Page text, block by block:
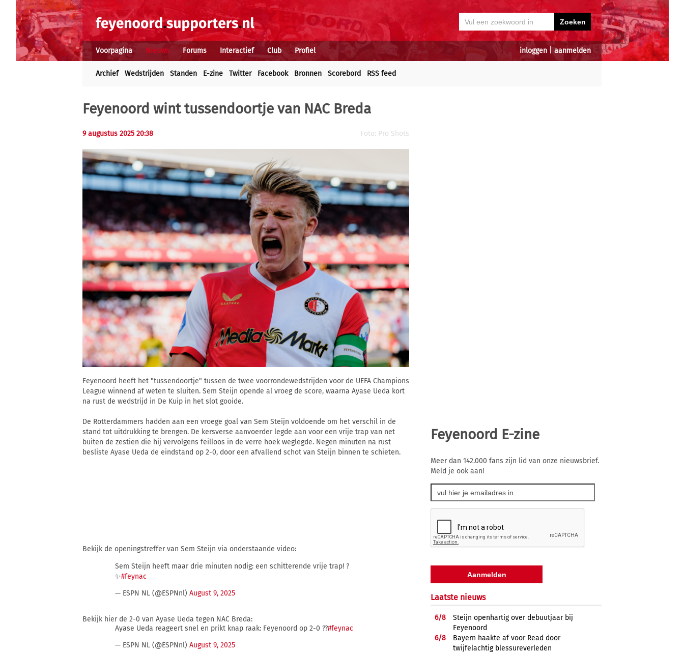
inloggen aanmelden
Voorpagina Nieuws Forums Interactief Club Profiel
Archief Wedstrijden Standen E-zine Twitter Facebook Bronnen Scorebord RSS feed
Feyenoord wint tussendoortje van NAC Breda
9 augustus 2025 20:38 Foto: Pro Shots
Feyenoord heeft het "tussendoortje" tussen de twee voorrondewedstrijden voor de UEFA Champions
League winnend af weten te sluiten. Sem Steijn opende al vroeg de score, waarna Ayase Ueda kort
na rust de wedstrijd in De Kuip in het slot gooide.
De Rotterdammers hadden aan een vroege goal van Sem Steijn voldoende om het verschil in de
stand tot uitdrukking te brengen. De kersverse aanvoerder legde aan voor een vrije trap van net
buiten de zestien die hij vervolgens feilloos in de verre hoek weglegde. Negen minuten na rust
besliste Ayase Ueda de eindstand op 2-0, door een afvallend schot van Steijn binnen te schieten.
Bekijk de openingstreffer van Sem Steijn via onderstaande video:
Sem Steijn heeft maar drie minuten nodig: een schitterende vrije trap! ?
✨#feynac
— ESPN NL (@ESPNnl)August 9, 2025
Bekijk hier de 2-0 van Ayase Ueda tegen NAC Breda:
Ayase Ueda reageert snel en prikt knap raak: Feyenoord op 2-0 ??#feynac
— ESPN NL (@ESPNnl)August 9, 2025
Feyenoord E-zine
Meer dan 142.000 fans zijn lid van onze nieuwsbrief.
Meld je ook aan!
Laatste nieuws
6/8
Steijn openhartig over debuutjaar bij
Feyenoord
6/8
Bayern haakte af voor Read door
twijfelachtig blessureverleden